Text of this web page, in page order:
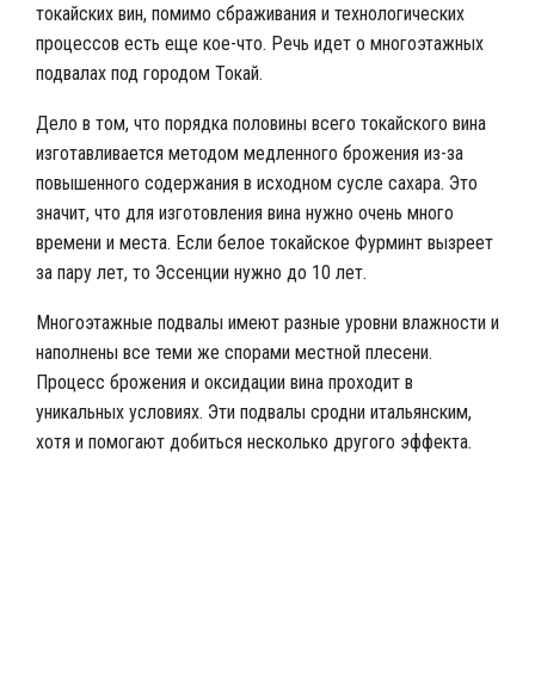
токайских вин, помимо сбраживания и технологических
процессов есть еще кое-что. Речь идет о многоэтажных
подвалах под городом Токай.
Дело в том, что порядка половины всего токайского вина
изготавливается методом медленного брожения из-за
повышенного содержания в исходном сусле сахара. Это
значит, что для изготовления вина нужно очень много
времени и места. Если белое токайское Фурминт вызреет
за пару лет, то Эссенции нужно до 10 лет.
Многоэтажные подвалы имеют разные уровни влажности и
наполнены все теми же спорами местной плесени.
Процесс брожения и оксидации вина проходит в
уникальных условиях. Эти подвалы сродни итальянским,
хотя и помогают добиться несколько другого эффекта.